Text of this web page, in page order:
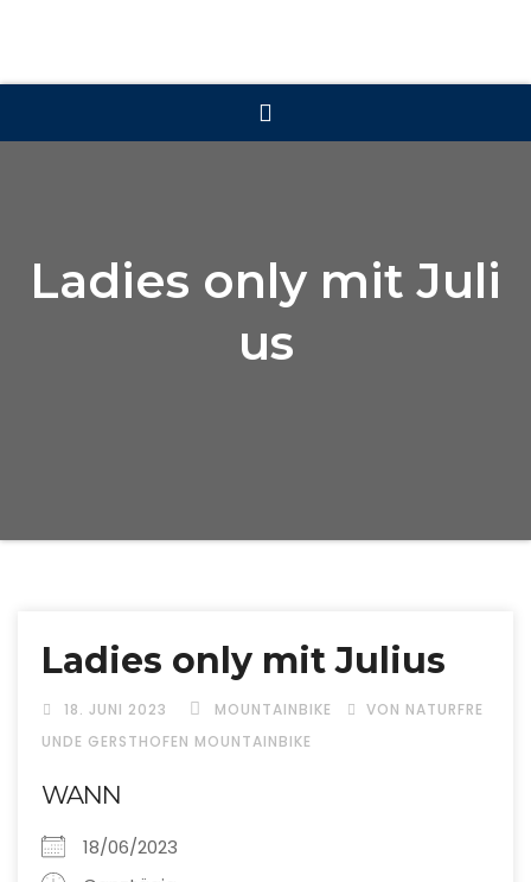
Ladies only mit Juli
us
Ladies only mit Julius
18. JUNI 2023 MOUNTAINBIKE
VON NATURFRE
UNDE GERSTHOFEN MOUNTAINBIKE
WANN
18/06/2023